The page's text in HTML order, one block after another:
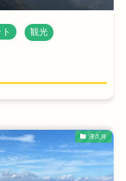
観光
津久井